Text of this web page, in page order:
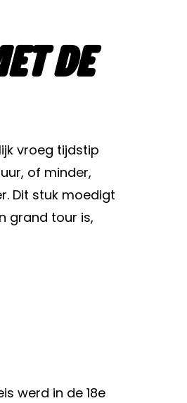
de
vroeg tijdstip
of minder,
Dit stuk moedigt
grand tour is,
werd in de 18e